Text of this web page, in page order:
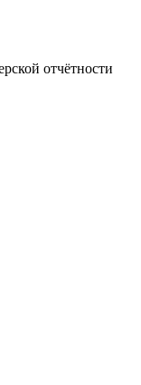
отчётности